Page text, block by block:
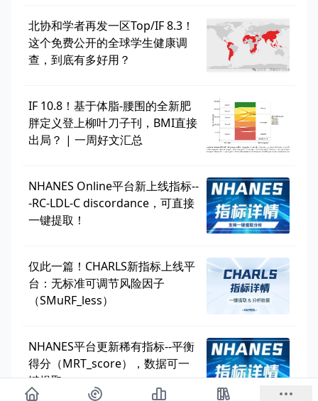
北协和学者再发一区Top/IF 8.3！
这个免费公开的全球学生健康调
查，到底有多好用？
IF 10.8！基于体脂-腰围的全新肥
胖定义登上柳叶刀子刊，BMI直接
出局？ | 一周好文汇总
NHANES Online平台新上线指标--
-RC-LDL-C discordance，可直接
一键提取！
仅此一篇！CHARLS新指标上线平
台：无标准可调节风险因子
（SMuRF_less）
NHANES平台更新稀有指标--平衡
得分（MRT_score），数据可一
键提取